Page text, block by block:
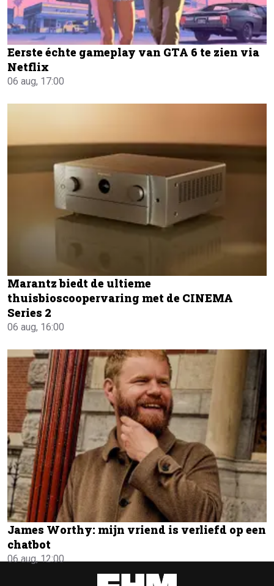
Eerste échte gameplay van GTA 6 te zien via
Netflix
06 aug, 17:00
Marantz biedt de ultieme
thuisbioscoopervaring met de CINEMA
Series 2
06 aug, 16:00
James Worthy: mijn vriend is verliefd op een
chatbot
06 aug, 12:00